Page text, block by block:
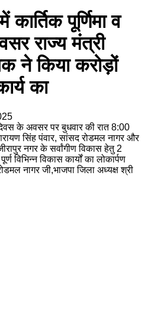
कार्तिक पूर्णिमा व
‎राज्य मंत्री
ने किया करोड़ों
का
दिवस के अवसर पर बुधवार की रात 8:00
सिंह पंवार, सांसद रोडमल नागर और
नगर के सर्वांगीण विकास हेतु 2
विकास कार्यों का लोकार्पण
नागर जी,भाजपा जिला अध्यक्ष श्री